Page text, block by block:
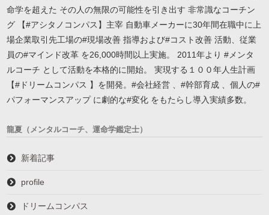
命学を超えた その人の無限の可能性を引き出す 非常識なコーチン
グ 【#アシタノコンパス】主宰 自動車メーカーに30年間在職中に上
場企業取引先工場の#現場改善 指導および#コスト改善 活動、従業
員の#マインド改革 を26,000時間以上実施。 2011年より #メンタ
ルコーチ として活動を本格的に開始。 実現する１００年人生計画
【#ドリームコンパス 】を開発。#会社経営 、#幹部育成 、個人の#
パフォーマンスアップ に劇的な#変化 をもたらし導入実績多数。
龍夏（メンタルコーチ、運命学鑑定士）
新着記事
profile
ドリームコンパス